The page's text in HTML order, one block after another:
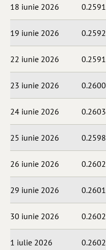
18 iunie 2026 0.2591
19 iunie 2026 0.2592
22 iunie 2026 0.2591
23 iunie 2026 0.2600
24 iunie 2026 0.2603
25 iunie 2026 0.2598
26 iunie 2026 0.2602
29 iunie 2026 0.2601
30 iunie 2026 0.2602
1 iulie 2026 0.2602